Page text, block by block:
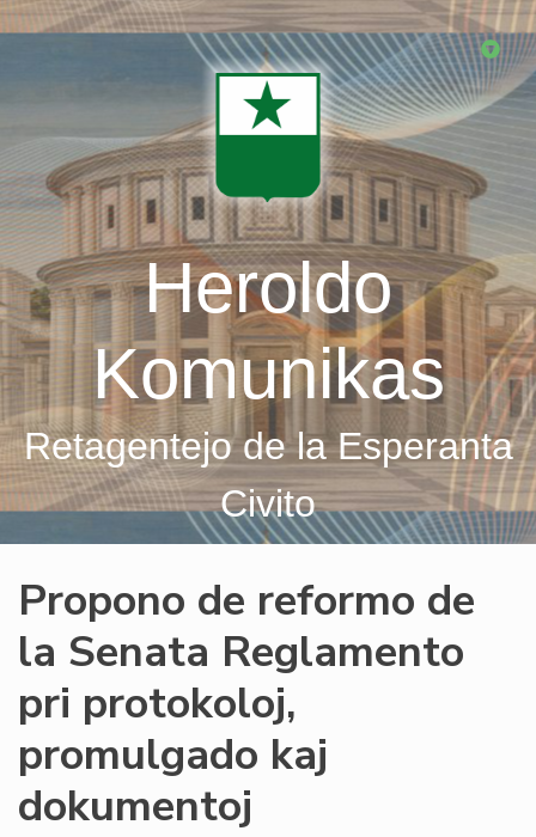
Skip
Heroldo
Komunikas
Retagentejo de la Esperanta
Civito
Propono de reformo de
la Senata Reglamento
pri protokoloj,
promulgado kaj
dokumentoj